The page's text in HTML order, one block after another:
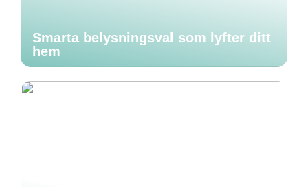
Smarta belysningsval som lyfter ditt
hem